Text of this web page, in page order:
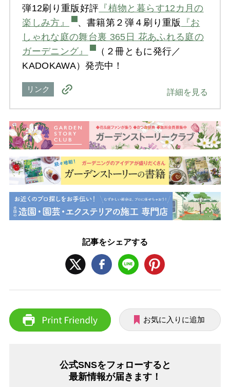
弾12刷り重版好評 『植物と暮らす12カ月の
楽しみ方』
、書籍第２弾４刷り重版
『お
しゃれな庭の舞台裏 365日 花あふれる庭の
ガーデニング』
（２冊ともに発行／
KADOKAWA）発売中！
リンク 詳細を見る
記事をシェアする
お気に入りに追加
公式SNSをフォローすると
最新情報が届きます！